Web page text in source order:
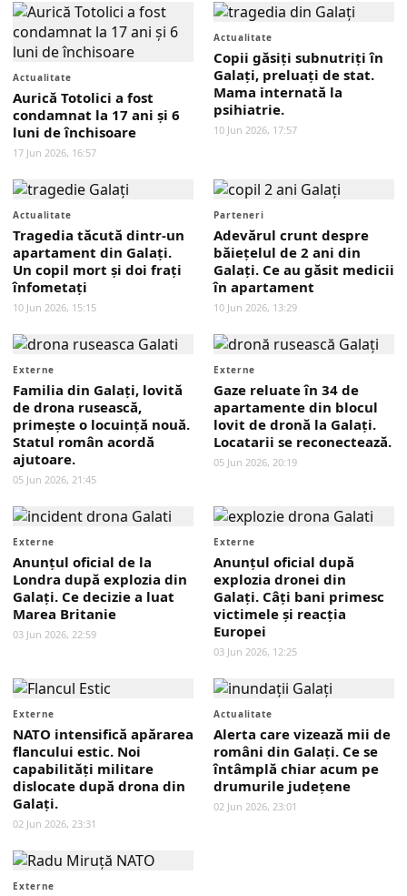
Actualitate
Aurică Totolici a fost
condamnat la 17 ani și 6
luni de închisoare
17 Jun 2026, 16:57
Actualitate
Copii găsiți subnutriți în
Galați, preluați de stat.
Mama internată la
psihiatrie.
10 Jun 2026, 17:57
Actualitate
Tragedia tăcută dintr-un
apartament din Galați.
Un copil mort și doi frați
înfometați
10 Jun 2026, 15:15
Parteneri
Adevărul crunt despre
băiețelul de 2 ani din
Galați. Ce au găsit medicii
în apartament
10 Jun 2026, 13:29
Externe
Familia din Galați, lovită
de drona rusească,
primește o locuință nouă.
Statul român acordă
ajutoare.
05 Jun 2026, 21:45
Externe
Gaze reluate în 34 de
apartamente din blocul
lovit de dronă la Galați.
Locatarii se reconectează.
05 Jun 2026, 20:19
Externe
Anunțul oficial de la
Londra după explozia din
Galați. Ce decizie a luat
Marea Britanie
03 Jun 2026, 22:59
Externe
Anunțul oficial după
explozia dronei din
Galați. Câți bani primesc
victimele și reacția
Europei
03 Jun 2026, 12:25
Externe
NATO intensifică apărarea
flancului estic. Noi
capabilități militare
dislocate după drona din
Galați.
02 Jun 2026, 23:31
Actualitate
Alerta care vizează mii de
români din Galați. Ce se
întâmplă chiar acum pe
drumurile județene
02 Jun 2026, 23:01
Externe